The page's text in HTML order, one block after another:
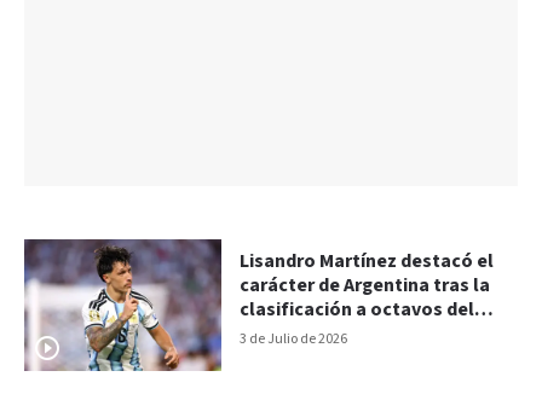
3 de Julio de 2026
Lisandro Martínez destacó el
carácter de Argentina tras la
clasificación a octavos del
Mundial